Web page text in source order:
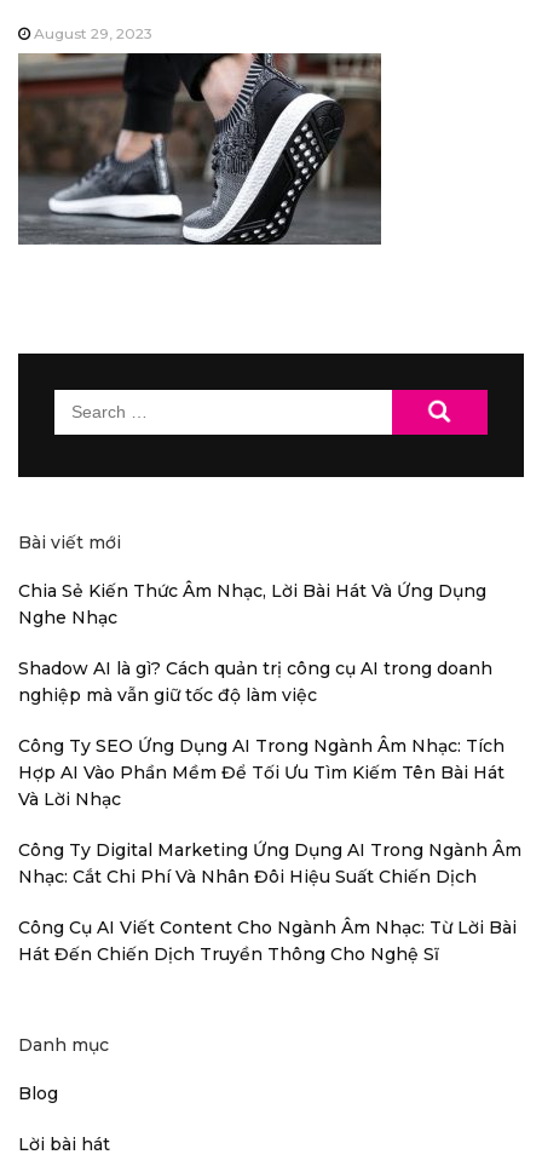
August 29, 2023
Search
for:
Bài viết mới
Chia Sẻ Kiến Thức Âm Nhạc, Lời Bài Hát Và Ứng Dụng
Nghe Nhạc
Shadow AI là gì? Cách quản trị công cụ AI trong doanh
nghiệp mà vẫn giữ tốc độ làm việc
Công Ty SEO Ứng Dụng AI Trong Ngành Âm Nhạc: Tích
Hợp AI Vào Phần Mềm Để Tối Ưu Tìm Kiếm Tên Bài Hát
Và Lời Nhạc
Công Ty Digital Marketing Ứng Dụng AI Trong Ngành Âm
Nhạc: Cắt Chi Phí Và Nhân Đôi Hiệu Suất Chiến Dịch
Công Cụ AI Viết Content Cho Ngành Âm Nhạc: Từ Lời Bài
Hát Đến Chiến Dịch Truyền Thông Cho Nghệ Sĩ
Danh mục
Blog
Lời bài hát